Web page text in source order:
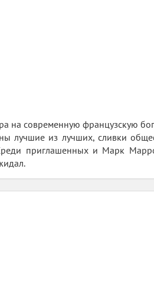
на современную французскую
лучшие из лучших, сливки
приглашенных и Марк